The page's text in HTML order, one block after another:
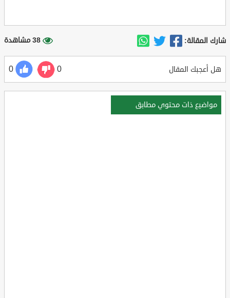
شارك المقالة: 38 مشاهدة
هل أعجبك المقال 0
0
مواضيع ذات محتوي مطابق